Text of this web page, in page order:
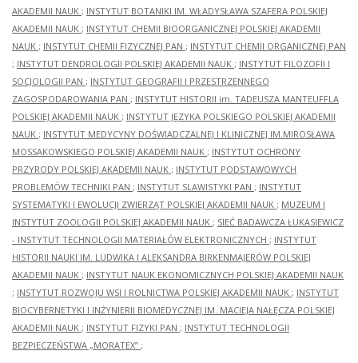
AKADEMII NAUK ; INSTYTUT BOTANIKI IM. WŁADYSŁAWA SZAFERA POLSKIEJ
AKADEMII NAUK ; INSTYTUT CHEMII BIOORGANICZNEJ POLSKIEJ AKADEMII
NAUK ; INSTYTUT CHEMII FIZYCZNEJ PAN ; INSTYTUT CHEMII ORGANICZNEJ PAN
; INSTYTUT DENDROLOGII POLSKIEJ AKADEMII NAUK ; INSTYTUT FILOZOFII I
SOCJOLOGII PAN ; INSTYTUT GEOGRAFII I PRZESTRZENNEGO
ZAGOSPODAROWANIA PAN ; INSTYTUT HISTORII im. TADEUSZA MANTEUFFLA
POLSKIEJ AKADEMII NAUK ; INSTYTUT JĘZYKA POLSKIEGO POLSKIEJ AKADEMII
NAUK ; INSTYTUT MEDYCYNY DOŚWIADCZALNEJ I KLINICZNEJ IM.MIROSŁAWA
MOSSAKOWSKIEGO POLSKIEJ AKADEMII NAUK ; INSTYTUT OCHRONY
PRZYRODY POLSKIEJ AKADEMII NAUK ; INSTYTUT PODSTAWOWYCH
PROBLEMÓW TECHNIKI PAN ; INSTYTUT SLAWISTYKI PAN ; INSTYTUT
SYSTEMATYKI I EWOLUCJI ZWIERZĄT POLSKIEJ AKADEMII NAUK ; MUZEUM I
INSTYTUT ZOOLOGII POLSKIEJ AKADEMII NAUK ; SIEĆ BADAWCZA ŁUKASIEWICZ
- INSTYTUT TECHNOLOGII MATERIAŁÓW ELEKTRONICZNYCH ; INSTYTUT
HISTORII NAUKI IM. LUDWIKA I ALEKSANDRA BIRKENMAJERÓW POLSKIEJ
AKADEMII NAUK ; INSTYTUT NAUK EKONOMICZNYCH POLSKIEJ AKADEMII NAUK
; INSTYTUT ROZWOJU WSI I ROLNICTWA POLSKIEJ AKADEMII NAUK ; INSTYTUT
BIOCYBERNETYKI I INŻYNIERII BIOMEDYCZNEJ IM. MACIEJA NAŁĘCZA POLSKIEJ
AKADEMII NAUK ; INSTYTUT FIZYKI PAN ; INSTYTUT TECHNOLOGII
BEZPIECZEŃSTWA „MORATEX” ;